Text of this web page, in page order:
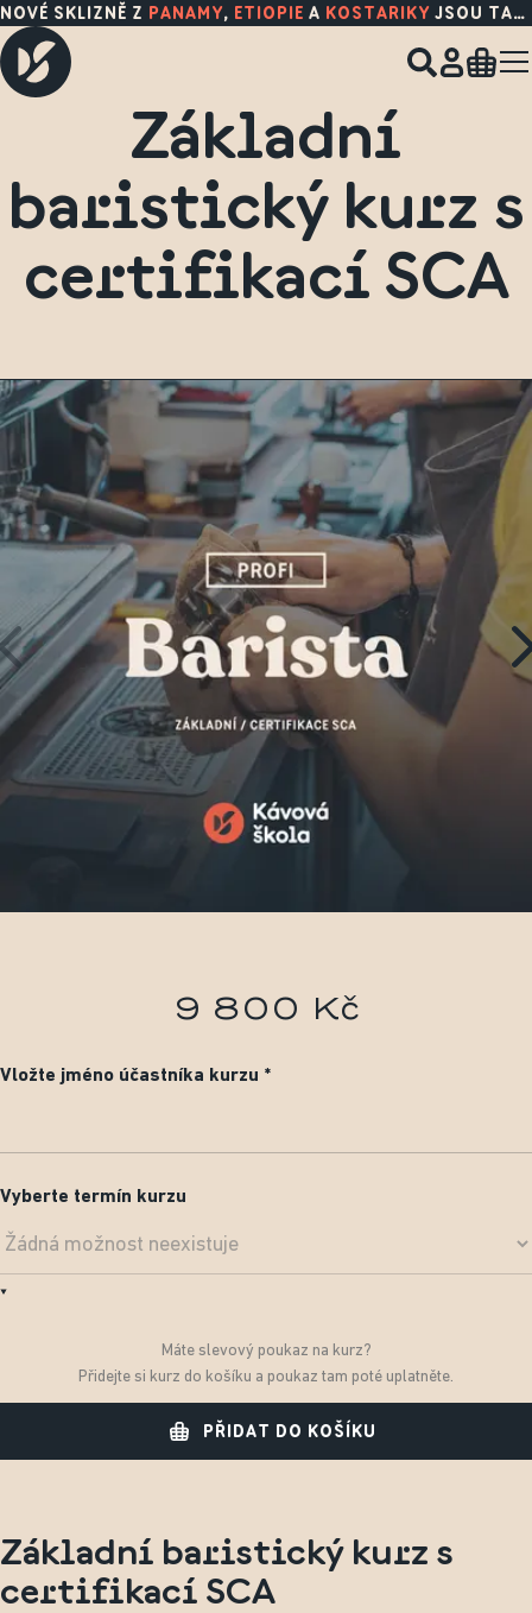
NOVÉ SKLIZNĚ Z PANAMY, ETIOPIE A KOSTARIKY JSOU TADY!
Základní
baristický kurz s
certifikací SCA
9 800 Kč
Vložte jméno účastníka kurzu
Vyberte termín kurzu
Máte slevový poukaz na kurz?
Přidejte si kurz do košíku a poukaz tam poté uplatněte.
PŘIDAT DO KOŠÍKU
Základní baristický kurz s
certifikací SCA